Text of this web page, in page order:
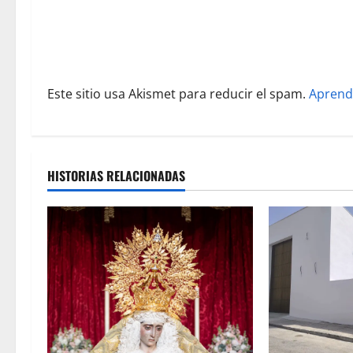
a
s
Este sitio usa Akismet para reducir el spam.
HISTORIAS RELACIONADAS